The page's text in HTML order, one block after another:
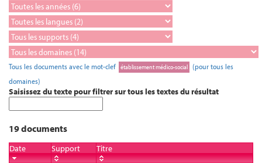
Tous les documents avec le mot-clef établissement médico-social (pour tous les
domaines)
Saisissez du texte pour filtrer sur tous les textes du résultat
19 documents
Date Support
Titre